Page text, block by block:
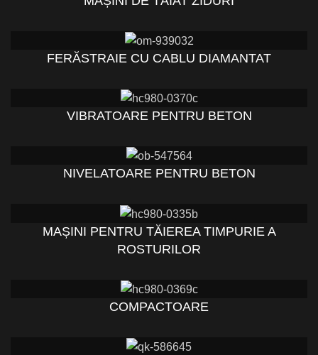
FERĂSTRAIE CU CABLU DIAMANTAT
VIBRATOARE PENTRU BETON
NIVELATOARE PENTRU BETON
MAȘINI PENTRU TĂIEREA TIMPURIE A
ROSTURILOR
COMPACTOARE